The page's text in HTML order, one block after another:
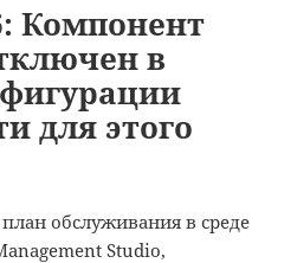
Компонент
в
для этого
обслуживания в среде
Studio,